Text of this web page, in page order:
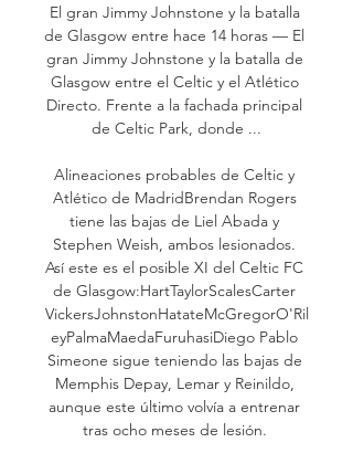
El gran Jimmy Johnstone y la batalla
de Glasgow entre hace 14 horas — El
gran Jimmy Johnstone y la batalla de
Glasgow entre el Celtic y el Atlético
Directo. Frente a la fachada principal
de Celtic Park, donde ...
Alineaciones probables de Celtic y
Atlético de MadridBrendan Rogers
tiene las bajas de Liel Abada y
Stephen Weish, ambos lesionados.
Así este es el posible XI del Celtic FC
de Glasgow:HartTaylorScalesCarter
VickersJohnstonHatateMcGregorO'Ril
eyPalmaMaedaFuruhasiDiego Pablo
Simeone sigue teniendo las bajas de
Memphis Depay, Lemar y Reinildo,
aunque este último volvía a entrenar
tras ocho meses de lesión.